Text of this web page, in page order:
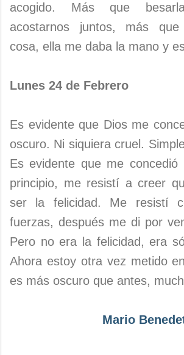
acogido. Más que
acostarnos juntos, más
cosa, ella me daba la mano y
Lunes 24 de Febrero
Es evidente que Dios me
oscuro. Ni siquiera cruel.
Es evidente que me concedió
principio, me resistí a creer
ser la felicidad. Me resistí
fuerzas, después me di por
Pero no era la felicidad, era
Ahora estoy otra vez metido
es más oscuro que antes,
Mario